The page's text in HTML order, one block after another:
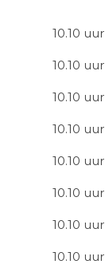
10.10 uur
10.10 uur
10.10 uur
10.10 uur
10.10 uur
10.10 uur
10.10 uur
10.10 uur